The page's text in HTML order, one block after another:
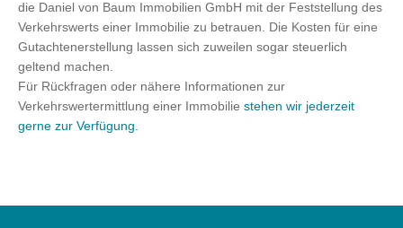
die Daniel von Baum Immobilien GmbH mit der Feststellung des
Verkehrswerts einer Immobilie zu betrauen. Die Kosten für eine
Gutachtenerstellung lassen sich zuweilen sogar steuerlich
geltend machen.
Für Rückfragen oder nähere Informationen zur
Verkehrswertermittlung einer Immobilie stehen wir jederzeit
gerne zur Verfügung.